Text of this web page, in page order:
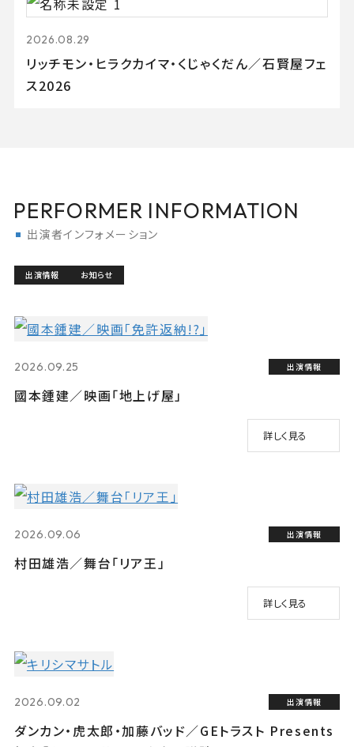
2026.08.29
リッチモン・ヒラクカイマ・くじゃくだん／石賢屋フェ
ス2026
PERFORMER INFORMATION
出演者インフォメーション
出演情報 お知らせ
2026.09.25 出演情報
國本鍾建／映画「地上げ屋」
詳しく見る
2026.09.06 出演情報
村田雄浩／舞台「リア王」
詳しく見る
2026.09.02 出演情報
ダンカン・虎太郎・加藤バッド／GEトラスト Presents